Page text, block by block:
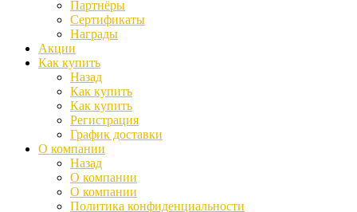
Партнёры
Сертификаты
Награды
Акции
Как купить
Назад
Как купить
Как купить
Регистрация
График доставки
О компании
Назад
О компании
О компании
Политика конфиденциальности